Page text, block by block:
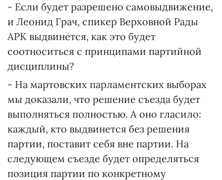
- Если будет разрешено самовыдвижение,
и Леонид Грач, спикер Верховной Рады
АРК выдвинется, как это будет
соотноситься с принципами партийной
дисциплины?
- На мартовских парламентских выборах
мы доказали, что решение съезда будет
выполняться полностью. А оно гласило:
каждый, кто выдвинется без решения
партии, поставит себя вне партии. На
следующем съезде будет определяться
позиция партии по конкретному